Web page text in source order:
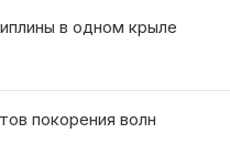
в одном крыле
покорения волн